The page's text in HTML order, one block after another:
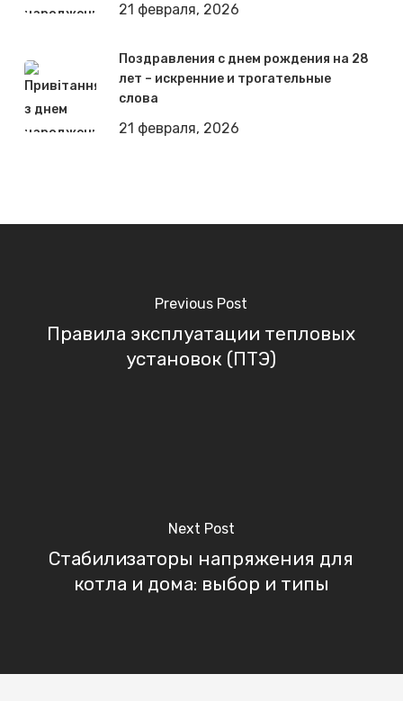
21 февраля, 2026
Поздравления с днем рождения на 28
лет – искренние и трогательные
слова
21 февраля, 2026
Previous Post
Правила эксплуатации тепловых
установок (ПТЭ)
Next Post
Стабилизаторы напряжения для
котла и дома: выбор и типы